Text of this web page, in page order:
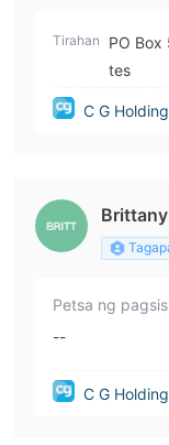
Tirahan
PO Box
tes
C G
Petsa ng
--
C G